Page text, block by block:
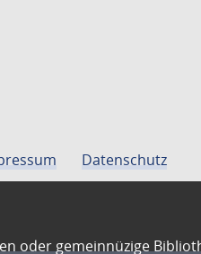
Datenschutz
oder gemeinnüzige